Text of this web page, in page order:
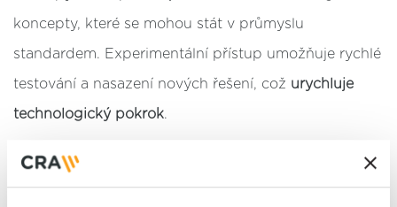
koncepty, které se mohou stát v průmyslu
standardem. Experimentální přístup umožňuje rychlé
testování a nasazení nových řešení, což urychluje
technologický pokrok.
Zatímco velké korporace se zaměřují na větší trhy a
nabízejí řešení s širším užitím, startupy mohou vyvíjet